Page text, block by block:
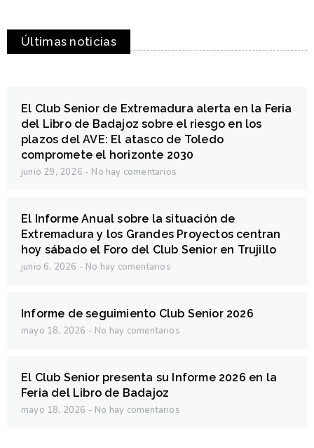
Últimas noticias
El Club Senior de Extremadura alerta en la Feria
del Libro de Badajoz sobre el riesgo en los
plazos del AVE: El atasco de Toledo
compromete el horizonte 2030
junio 29, 2026 No hay comentarios
El Informe Anual sobre la situación de
Extremadura y los Grandes Proyectos centran
hoy sábado el Foro del Club Senior en Trujillo
junio 6, 2026 No hay comentarios
Informe de seguimiento Club Senior 2026
mayo 18, 2026 No hay comentarios
El Club Senior presenta su Informe 2026 en la
Feria del Libro de Badajoz
mayo 18, 2026 No hay comentarios